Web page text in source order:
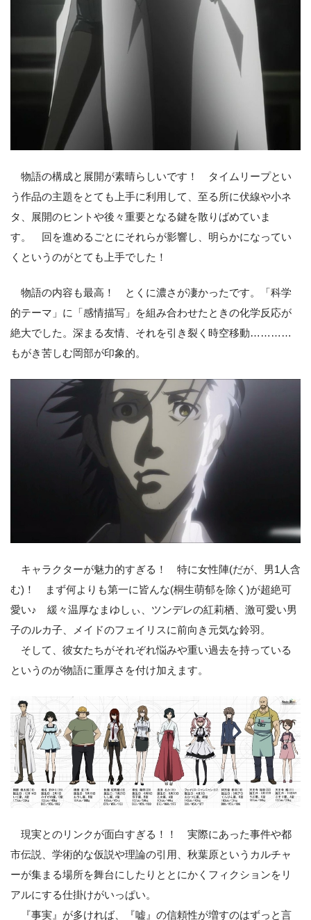
物語の構成と展開が素晴らしいです！ タイムリープとい
う作品の主題をとても上手に利用して、至る所に伏線や小ネ
タ、展開のヒントや後々重要となる鍵を散りばめていま
す。 回を進めるごとにそれらが影響し、明らかになってい
くというのがとても上手でした！
物語の内容も最高！ とくに濃さが凄かったです。「科学
的テーマ」に「感情描写」を組み合わせたときの化学反応が
絶大でした。深まる友情、それを引き裂く時空移動…………
もがき苦しむ岡部が印象的。
キャラクターが魅力的すぎる！ 特に女性陣(だが、男1人含
む)！ まず何よりも第一に皆んな(桐生萌郁を除く)が超絶可
愛い♪ 緩々温厚なまゆしぃ、ツンデレの紅莉栖、激可愛い男
子のルカ子、メイドのフェイリスに前向き元気な鈴羽。
そして、彼女たちがそれぞれ悩みや重い過去を持っている
というのが物語に重厚さを付け加えます。
現実とのリンクが面白すぎる！！ 実際にあった事件や都
市伝説、学術的な仮説や理論の引用、秋葉原というカルチャ
ーが集まる場所を舞台にしたりととにかくフィクションをリ
アルにする仕掛けがいっぱい。
『事実』が多ければ、『嘘』の信頼性が増すのはずっと言